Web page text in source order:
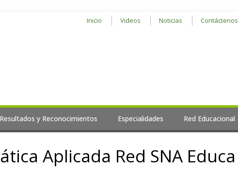
Inicio Videos Noticias Contáctenos
Resultados y Reconocimientos Especialidades Red Educacional
Aplicada Red SNA Educa